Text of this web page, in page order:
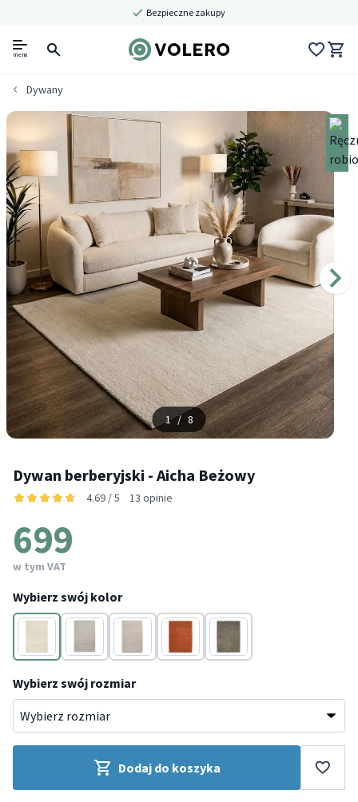
Bezpieczne zakupy
menu
Dywany
1 / 8
Dywan berberyjski - Aicha Beżowy
4.69 / 5 13 opinie
699
w tym VAT
Wybierz swój kolor
Beżowy Szary Taupe TerakotaZielony
Wybierz swój rozmiar
Dodaj do koszyka